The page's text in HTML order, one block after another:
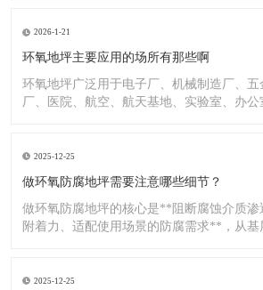
2026-1-21
环氧地坪主要应用的场所有那些啊
环氧地坪广泛用于电子厂、机械制造厂、
厂、医院、航空、航天基地、实验室、办
2025-12-25
做环氧防腐地坪需要注意哪些细节？
做环氧防腐地坪的核心是**阻断腐蚀介质
附着力、适配使用场景的防腐需求**，从
2025-12-25